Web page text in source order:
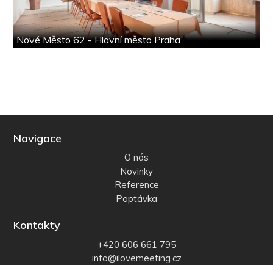
Nové Město 62 - Hlavní město Praha
Navigace
O nás
Novinky
Reference
Poptávka
Kontakty
+420 606 661 795
info@ilovemeeting.cz